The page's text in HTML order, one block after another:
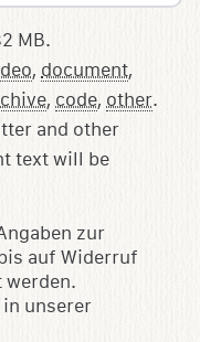
zur
auf Widerruf
werden.
unserer
MB.
, document,
, code, other.
and other
text will be